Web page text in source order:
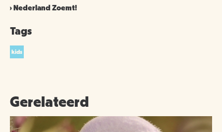
Nederland Zoemt!
Tags
kids
Gerelateerd